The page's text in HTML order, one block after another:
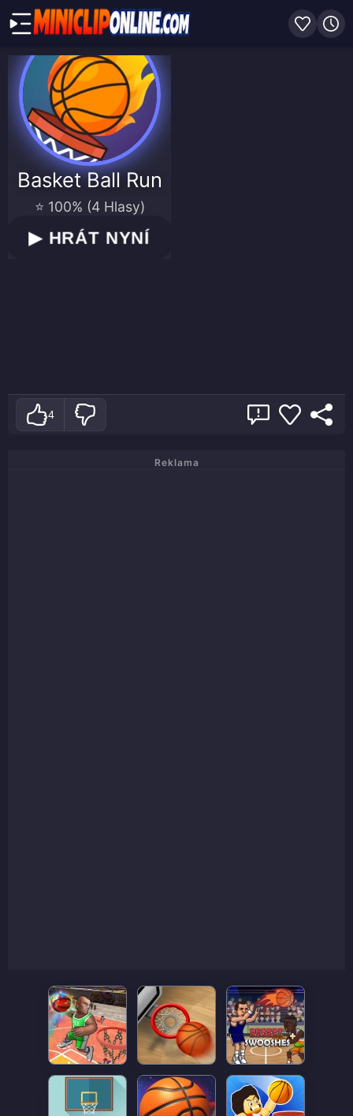
Basket Ball Run
⭐ 100% (4 Hlasy)
▶HRÁT NYNÍ
4
Reklama